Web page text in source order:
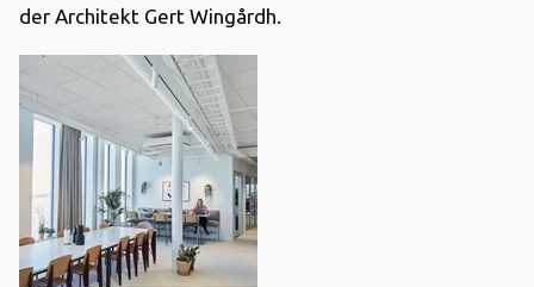
der Architekt Gert Wingårdh.